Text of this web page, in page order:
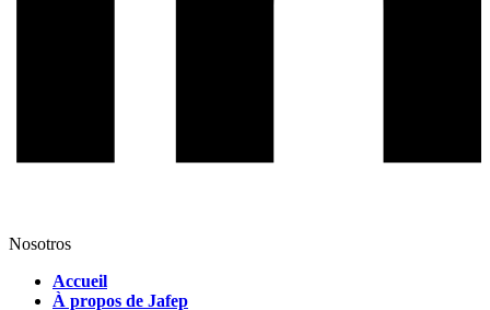
Nosotros
Accueil
À propos de Jafep